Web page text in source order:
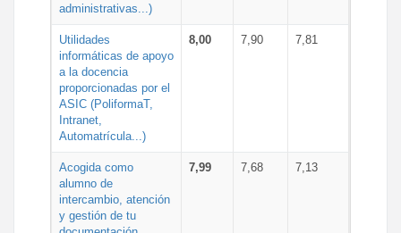
administrativas...)
Utilidades
informáticas de apoyo
a la docencia
proporcionadas por el
ASIC (PoliformaT,
Intranet,
Automatrícula...)
8,00 7,90 7,81
Acogida como
alumno de
intercambio, atención
y gestión de tu
7,99 7,68 7,13